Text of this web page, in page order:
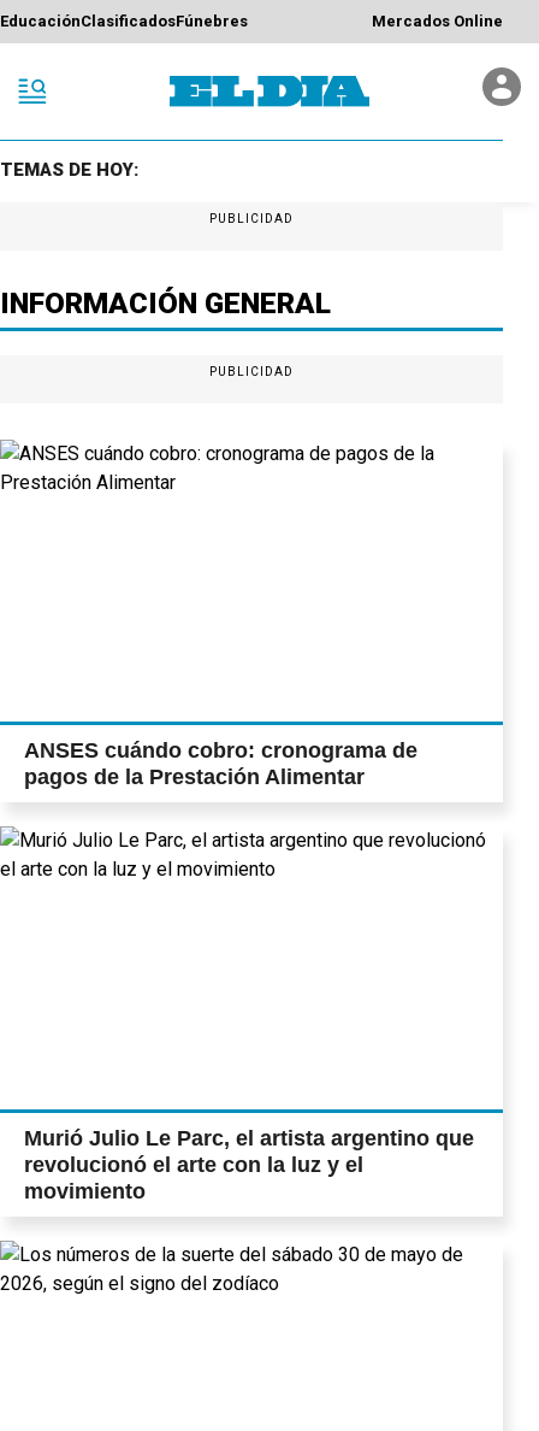
EducaciónClasificadosFúnebres Mercados Online
TEMAS DE HOY:
PUBLICIDAD
INFORMACIÓN GENERAL
PUBLICIDAD
ANSES cuándo cobro: cronograma de
pagos de la Prestación Alimentar
Murió Julio Le Parc, el artista argentino que
revolucionó el arte con la luz y el
movimiento